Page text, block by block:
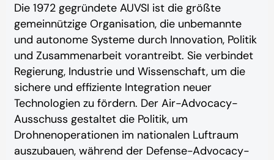
Die 1972 gegründete AUVSI ist die größte
gemeinnützige Organisation, die unbemannte
und autonome Systeme durch Innovation, Politik
und Zusammenarbeit vorantreibt. Sie verbindet
Regierung, Industrie und Wissenschaft, um die
sichere und effiziente Integration neuer
Technologien zu fördern. Der Air-Advocacy-
Ausschuss gestaltet die Politik, um
Drohnenoperationen im nationalen Luftraum
auszubauen, während der Defense-Advocacy-